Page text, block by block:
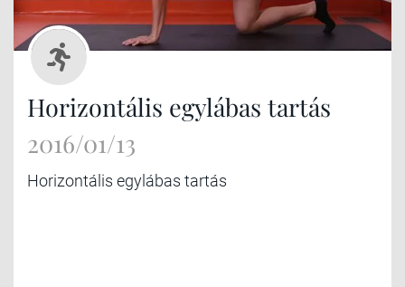
Horizontális egylábas tartás
2016/01/13
Horizontális egylábas tartás